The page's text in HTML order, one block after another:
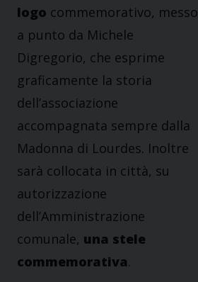
logo commemorativo, messo
a punto da Michele
Digregorio, che esprime
graficamente la storia
dell’associazione
accompagnata sempre dalla
Madonna di Lourdes. Inoltre
sarà collocata in città, su
autorizzazione
dell’Amministrazione
comunale, una stele
commemorativa.